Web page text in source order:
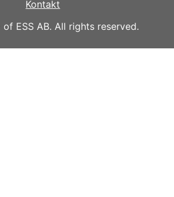
ESS AB. All rights reserved.
Kontakt